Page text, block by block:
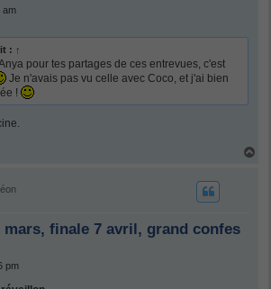
am
: ↑
pour tes partages de ces entrevues, c'est
Je n'avais pas vu celle avec Coco, et j'ai bien
!
mars, finale 7 avril, grand confes
pm